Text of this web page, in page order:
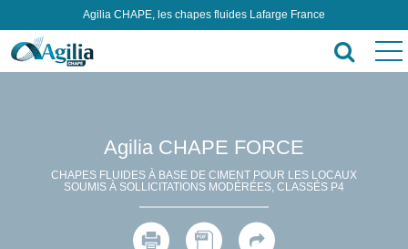
Agilia CHAPE, les chapes fluides Lafarge France
Agilia CHAPE FORCE
CHAPES FLUIDES À BASE DE CIMENT POUR LES LOCAUX
SOUMIS À SOLLICITATIONS MODÉRÉES, CLASSÉS P4